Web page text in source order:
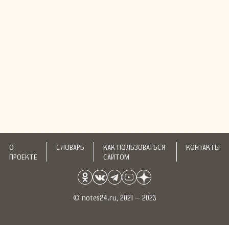
О
ПРОЕКТЕ
СЛОВАРЬ
КАК ПОЛЬЗОВАТЬСЯ
САЙТОМ
КОНТАКТЫ
© notes24.ru, 2021 – 2023